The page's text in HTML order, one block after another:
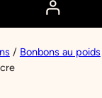
/ Bonbons au poids